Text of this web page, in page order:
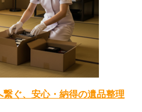
ぐ、安心・納得の遺品整理